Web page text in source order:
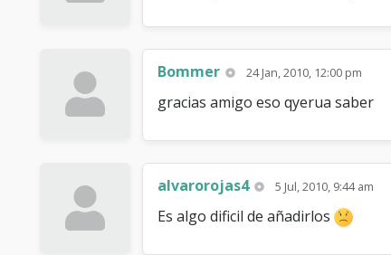
Bommer 24 Jan, 2010, 12:00 pm
gracias amigo eso qyerua saber
alvarorojas4 5 Jul, 2010, 9:44 am
Es algo dificil de añadirlos